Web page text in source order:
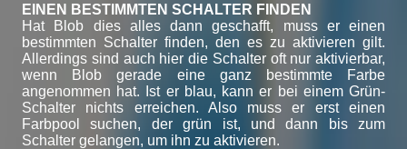
EINEN BESTIMMTEN SCHALTER FINDEN
Hat Blob dies alles dann geschafft, muss er einen
bestimmten Schalter finden, den es zu aktivieren gilt.
Allerdings sind auch hier die Schalter oft nur aktivierbar,
wenn Blob gerade eine ganz bestimmte Farbe
angenommen hat. Ist er blau, kann er bei einem Grün-
Schalter nichts erreichen. Also muss er erst einen
Farbpool suchen, der grün ist, und dann bis zum
Schalter gelangen, um ihn zu aktivieren.